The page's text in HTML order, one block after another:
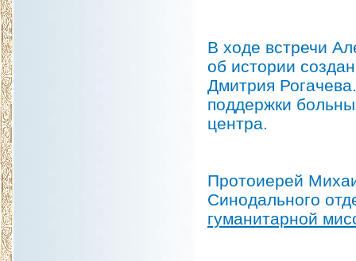
В ходе встречи
об истории
Дмитрия
поддержки
центра.
Протоиерей
Синодального
гуманитарной